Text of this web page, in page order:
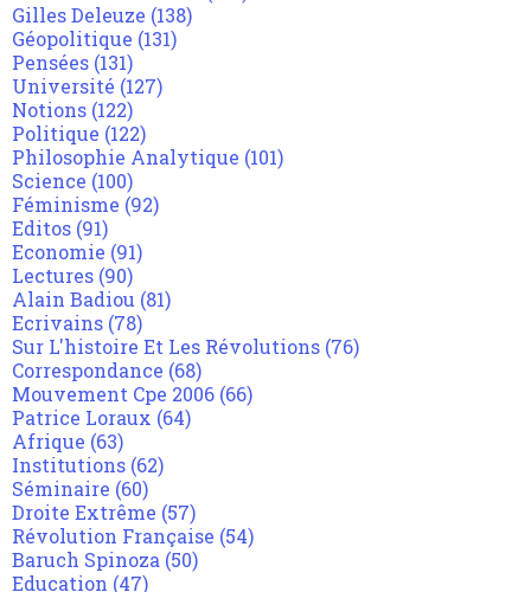
Gilles Deleuze (138)
Géopolitique (131)
Pensées (131)
Université (127)
Notions (122)
Politique (122)
Philosophie Analytique (101)
Science (100)
Féminisme (92)
Editos (91)
Economie (91)
Lectures (90)
Alain Badiou (81)
Ecrivains (78)
Sur L'histoire Et Les Révolutions (76)
Correspondance (68)
Mouvement Cpe 2006 (66)
Patrice Loraux (64)
Afrique (63)
Institutions (62)
Séminaire (60)
Droite Extrême (57)
Révolution Française (54)
Baruch Spinoza (50)
Education (47)